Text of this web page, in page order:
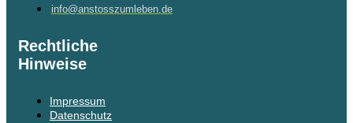
info@anstosszumleben.de
Rechtliche
Hinweise
Impressum
Datenschutz